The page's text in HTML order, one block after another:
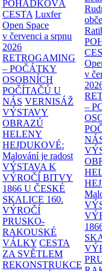
POHÁDKOVÁ
CESTA Luxfer
Open Space
v červenci a srpnu
2026
RETROGAMING
– POČÁTKY
OSOBNÍCH
POČÍTAČŮ U
NÁS VERNISÁŽ
VÝSTAVY
OBRAZŮ
HELENY
HEJDUKOVÉ:
Malování je radost
VÝSTAVA K
VÝROČÍ BITVY
1866 U ČESKÉ
SKALICE 160.
VÝROČÍ
PRUSKO-
RAKOUSKÉ
VÁLKY CESTA
ZA SVĚTLEM
REKONSTRUKCE
v
–